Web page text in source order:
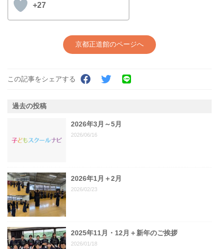
+27
京都正道館のページへ
この記事をシェアする
過去の投稿
2026年3月～5月
2026/06/16
2026年1月＋2月
2026/02/23
2025年11月・12月＋新年のご挨拶
2026/01/18